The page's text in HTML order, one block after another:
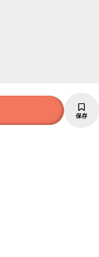
保存